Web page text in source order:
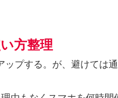
方整理
ップする。が、避けては通